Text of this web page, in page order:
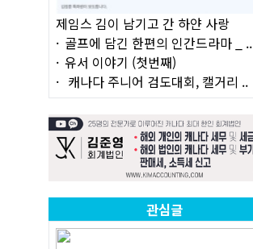
제임스 김이 남기고 간 하얀 사랑
골프에 담긴 한편의 인간드라마 _ ..
유서 이야기 (첫번째)
캐나다 주니어 검도대회, 캘거리 ..
관심글